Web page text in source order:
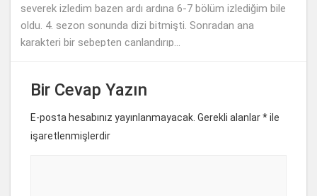
severek izledim bazen ardı ardına 6-7 bölüm izlediğim bile
oldu. 4. sezon sonunda dizi bitmişti. Sonradan ana
karakteri bir sebepten canlandırıp...
Bir Cevap Yazın
E-posta hesabınız yayınlanmayacak. Gerekli alanlar*ile
işaretlenmişlerdir